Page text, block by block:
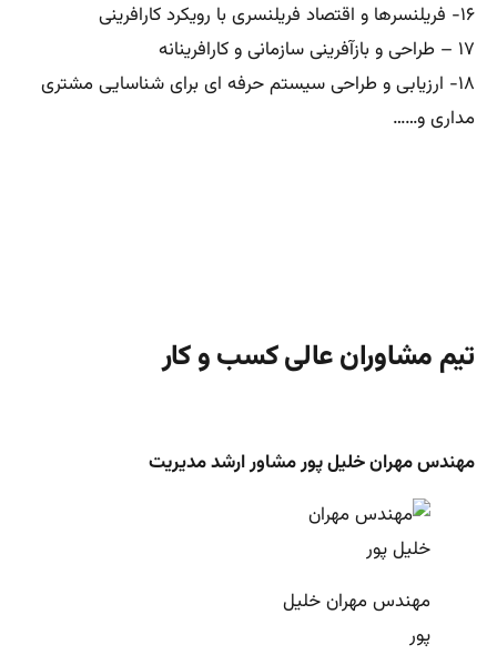
۱۶- فریلنسرها و اقتصاد فریلنسری با رویکرد کارافرینی
۱۷ – طراحی و بازآفرینی سازمانی و کارافرینانه
۱۸- ارزیابی و طراحی سیستم حرفه ای برای شناسایی مشتری
مداری و……
تیم مشاوران عالی کسب و کار
مهندس مهران خلیل پور مشاورارشدمدیریت
مهندس مهران خلیل
پور